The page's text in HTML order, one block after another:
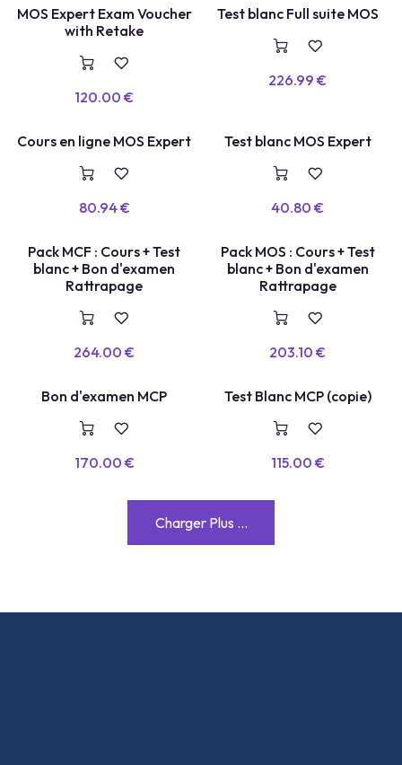
E
X
AM
E
N
+
R
E
P
A
S
S
A
GE
MOS Expert Exam Voucher
with Retake
120.00 €
TEST BLANC
Test blanc Full suite MOS
226.99 €
COURS EN LIGNE
Cours en ligne MOS Expert
80.94€
TEST BLANC
Test blanc MOS Expert
40.80 €
TEST LABEL
Pack MCF : Cours + Test
blanc + Bon d'examen
Rattrapage
264.00 €
TEST LABEL
Pack MOS : Cours + Test
blanc + Bon d'examen
Rattrapage
203.10 €
VOUCHER
Bon d'examen MCP
170.00 €
TEST BLANC
Test Blanc MCP (copie)
115.00 €
Charger Plus ...